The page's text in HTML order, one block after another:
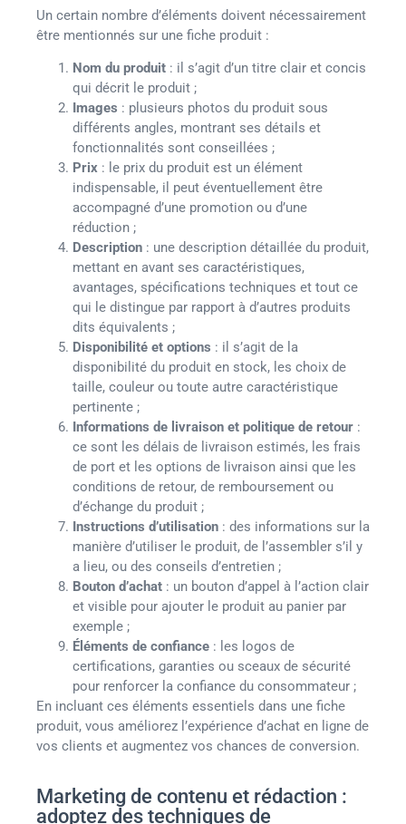
Un certain nombre d’éléments doivent nécessairement
être mentionnés sur une fiche produit :
Nom du produit : il s’agit d’un titre clair et concis
qui décrit le produit ;
Images : plusieurs photos du produit sous
différents angles, montrant ses détails et
fonctionnalités sont conseillées ;
Prix : le prix du produit est un élément
indispensable, il peut éventuellement être
accompagné d’une promotion ou d’une
réduction ;
Description : une description détaillée du produit,
mettant en avant ses caractéristiques,
avantages, spécifications techniques et tout ce
qui le distingue par rapport à d’autres produits
dits équivalents ;
Disponibilité et options : il s’agit de la
disponibilité du produit en stock, les choix de
taille, couleur ou toute autre caractéristique
pertinente ;
Informations de livraison et politique de retour :
ce sont les délais de livraison estimés, les frais
de port et les options de livraison ainsi que les
conditions de retour, de remboursement ou
d’échange du produit ;
Instructions d’utilisation : des informations sur la
manière d’utiliser le produit, de l’assembler s’il y
a lieu, ou des conseils d’entretien ;
Bouton d’achat : un bouton d’appel à l’action clair
et visible pour ajouter le produit au panier par
exemple ;
Éléments de confiance : les logos de
certifications, garanties ou sceaux de sécurité
pour renforcer la confiance du consommateur ;
En incluant ces éléments essentiels dans une fiche
produit, vous améliorez l’expérience d’achat en ligne de
vos clients et augmentez vos chances de conversion.
Marketing de contenu et rédaction :
adoptez des techniques de